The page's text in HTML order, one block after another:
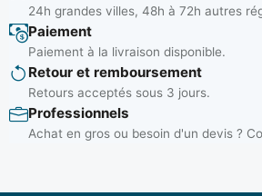
24h grandes villes, 48h à 72h autres
Paiement
Paiement à la livraison disponible.
Retour et remboursement
Retours acceptés sous 3 jours.
Professionnels
Achat en gros ou besoin d'un devis ?